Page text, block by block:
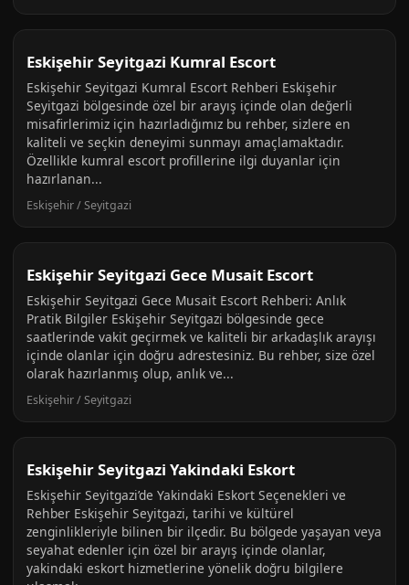
Eskişehir Seyitgazi Kumral Escort
Eskişehir Seyitgazi Kumral Escort Rehberi Eskişehir
Seyitgazi bölgesinde özel bir arayış içinde olan değerli
misafirlerimiz için hazırladığımız bu rehber, sizlere en
kaliteli ve seçkin deneyimi sunmayı amaçlamaktadır.
Özellikle kumral escort profillerine ilgi duyanlar için
hazırlanan...
Eskişehir / Seyitgazi
Eskişehir Seyitgazi Gece Musait Escort
Eskişehir Seyitgazi Gece Musait Escort Rehberi: Anlık
Pratik Bilgiler Eskişehir Seyitgazi bölgesinde gece
saatlerinde vakit geçirmek ve kaliteli bir arkadaşlık arayışı
içinde olanlar için doğru adrestesiniz. Bu rehber, size özel
olarak hazırlanmış olup, anlık ve...
Eskişehir / Seyitgazi
Eskişehir Seyitgazi Yakindaki Eskort
Eskişehir Seyitgazi’de Yakindaki Eskort Seçenekleri ve
Rehber Eskişehir Seyitgazi, tarihi ve kültürel
zenginlikleriyle bilinen bir ilçedir. Bu bölgede yaşayan veya
seyahat edenler için özel bir arayış içinde olanlar,
yakindaki eskort hizmetlerine yönelik doğru bilgilere